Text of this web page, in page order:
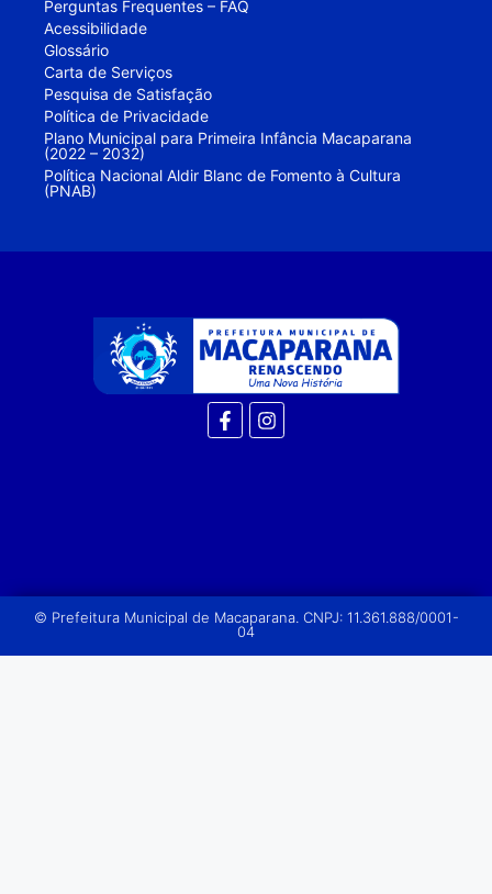
Perguntas Frequentes – FAQ
Acessibilidade
Glossário
Carta de Serviços
Pesquisa de Satisfação
Política de Privacidade
Plano Municipal para Primeira Infância Macaparana
(2022 – 2032)
Política Nacional Aldir Blanc de Fomento à Cultura
(PNAB)
© Prefeitura Municipal de Macaparana. CNPJ: 11.361.888/0001-
04